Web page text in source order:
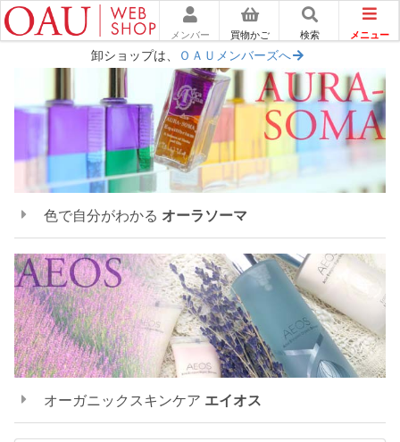
メンバー 買物かご 検索 メニュー
卸ショップは、 ＯＡＵメンバーズへ
色で自分がわかる オーラソーマ
オーガニックスキンケア エイオス